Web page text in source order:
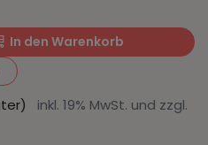
In den Warenkorb
inkl. 19% MwSt. und zzgl.